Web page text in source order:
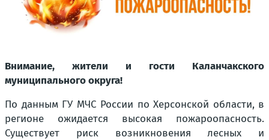
Внимание, жители и гости Каланчакского
муниципального округа!
По данным ГУ МЧС России по Херсонской области, в
регионе ожидается высокая пожароопасность.
Существует риск возникновения лесных и